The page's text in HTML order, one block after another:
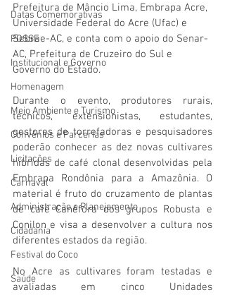
Datas Comemorativas
POSSE
Institucional e Governo
Homenagem
Meio Ambiente e Turismo
Convênios e Parcerias
Licitações
Carnaval
Administração e Planejamento
Cidadania
Festival do Coco
Saúde
Prefeitura de Mâncio Lima, Embrapa Acre,
Universidade Federal do Acre (Ufac) e
Sebrae-AC, e conta com o apoio do Senar-
AC, Prefeitura de Cruzeiro do Sul e
Governo do Estado.
Durante o evento, produtores rurais,
técnicos, extensionistas, estudantes,
gestores de torrefadoras e pesquisadores
poderão conhecer as dez novas cultivares
híbridas de café clonal desenvolvidas pela
Embrapa Rondônia para a Amazônia. O
material é fruto do cruzamento de plantas
de café Canéfora dos grupos Robusta e
Conilon e visa a desenvolver a cultura nos
diferentes estados da região.
No Acre as cultivares foram testadas e
avaliadas em cinco Unidades